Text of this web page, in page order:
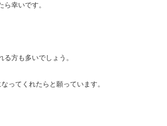
幸いです。
方も多いでしょう。
ってくれたらと願っています。